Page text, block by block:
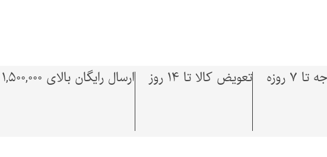
7 روزه تعویض کالا تا 14 روز ارسال رایگان بالای 1,500,000 تومان